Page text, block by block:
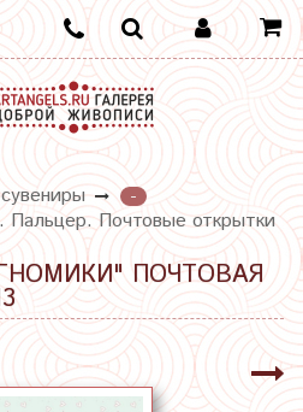
-
Почтовые открытки
ПОЧТОВАЯ